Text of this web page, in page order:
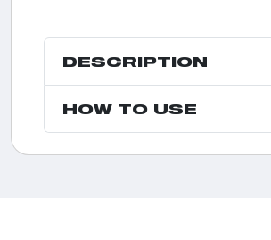
DESCRIPTION
HOW TO USE